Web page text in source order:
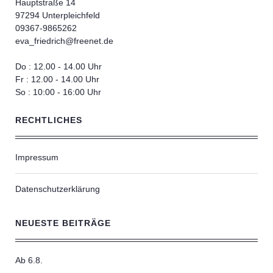
Hauptstraße 14
97294 Unterpleichfeld
09367-9865262
eva_friedrich@freenet.de
Do : 12.00 - 14.00 Uhr
Fr : 12.00 - 14.00 Uhr
So : 10:00 - 16:00 Uhr
RECHTLICHES
Impressum
Datenschutzerklärung
NEUESTE BEITRÄGE
Ab 6.8.